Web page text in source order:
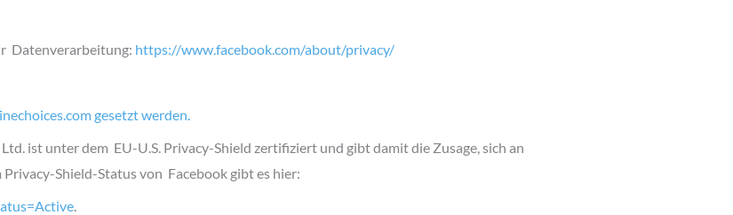
Datenverarbeitung: https://www.facebook.com/about/privacy/
gesetzt werden.
ist unter dem EU-U.S. Privacy-Shield zertifiziert und gibt damit die Zusage, sich an
Shield-Status von Facebook gibt es hier:
.